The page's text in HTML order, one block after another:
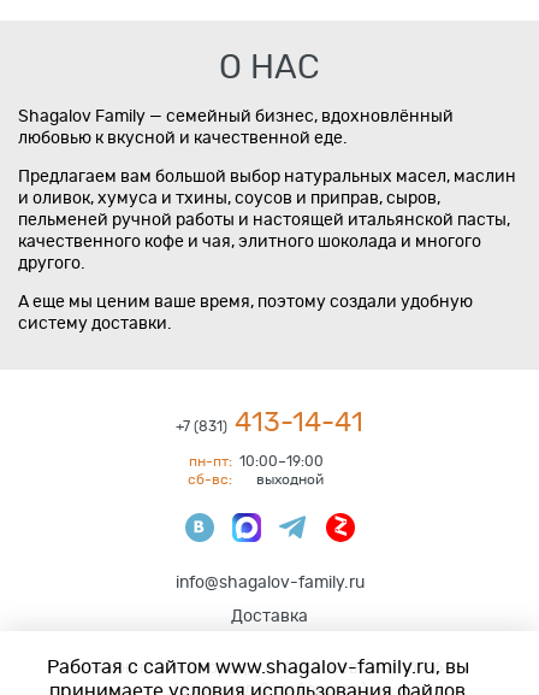
О НАС
Shagalov Family — семейный бизнес, вдохновлённый
любовью к вкусной и качественной еде.
Предлагаем вам большой выбор натуральных масел, маслин
и оливок, хумуса и тхины, соусов и приправ, сыров,
пельменей ручной работы и настоящей итальянской пасты,
качественного кофе и чая, элитного шоколада и многого
другого.
А еще мы ценим ваше время, поэтому создали удобную
систему доставки.
+7 (831) 413-14-41
пн-пт: 10:00–19:00
сб-вс:
выходной
info@shagalov-family.ru
Доставка
Нижний Новгород,ул. Алексеевская 10/16
(вход с ул.Октябрьская)
Работая с сайтом www.shagalov-family.ru, вы